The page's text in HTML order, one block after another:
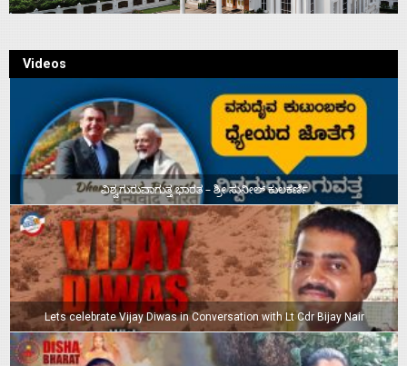
Videos
ವಿಶ್ವಗುರುವಾಗುತ್ತ ಭಾರತ – ಶ್ರೀ ಸುನೀಲ್‌ ಕುಲಕರ್ಣಿ
Lets celebrate Vijay Diwas in Conversation with Lt Cdr Bijay Nair